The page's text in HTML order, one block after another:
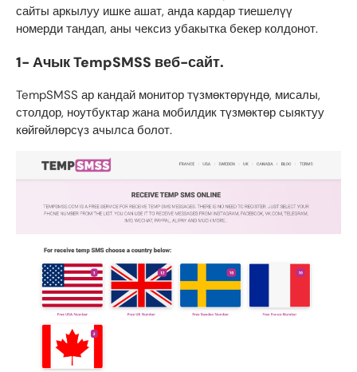
сайты аркылуу ишке ашат, анда кардар тиешелүү
номерди тандап, аны чексиз убакытка бекер колдонот.
1- АчыкTempSMSS веб-сайт.
TempSMSS ар кандай монитор түзмөктөрүндө, мисалы,
столдор, ноутбуктар жана мобилдик түзмөктөр сыяктуу
көйгөйлөрсүз ачылса болот.